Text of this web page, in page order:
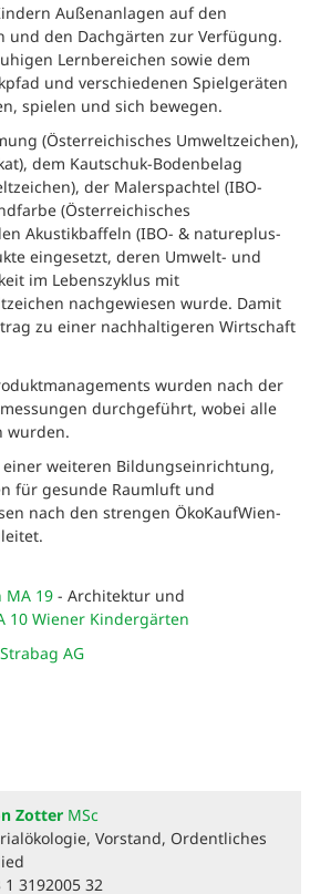
Außenanlagen auf den
und den Dachgärten zur Verfügung.
Lernbereichen sowie dem
und verschiedenen Spielgeräten
spielen und sich bewegen.
(Österreichisches Umweltzeichen),
dem Kautschuk-Bodenbelag
der Malerspachtel (IBO-
(Österreichisches
Akustikbaffeln (IBO- & natureplus-
eingesetzt, deren Umwelt- und
im Lebenszyklus mit
nachgewiesen wurde. Damit
zu einer nachhaltigeren Wirtschaft
wurden nach der
durchgeführt, wobei alle
wurden.
einer weiteren Bildungseinrichtung,
für gesunde Raumluft und
nach den strengen ÖkoKaufWien-
MA 19 - Architektur und
10 Wiener Kindergärten
Strabag AG
Zotter MSc
Vorstand, Ordentliches
1 3192005 32